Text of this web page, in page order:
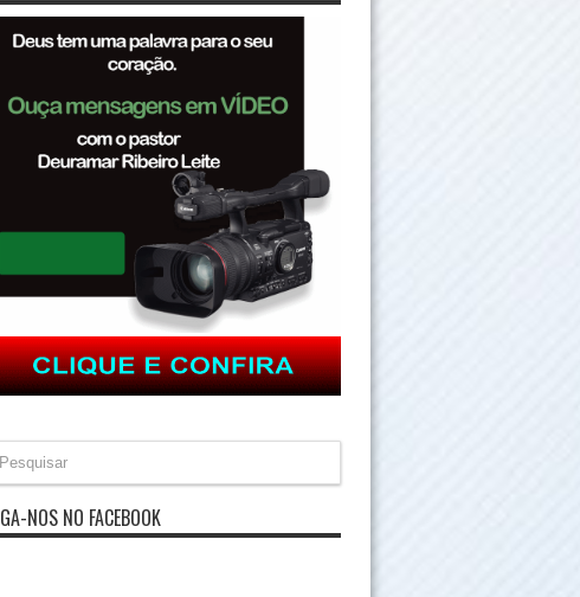
NOS NO FACEBOOK